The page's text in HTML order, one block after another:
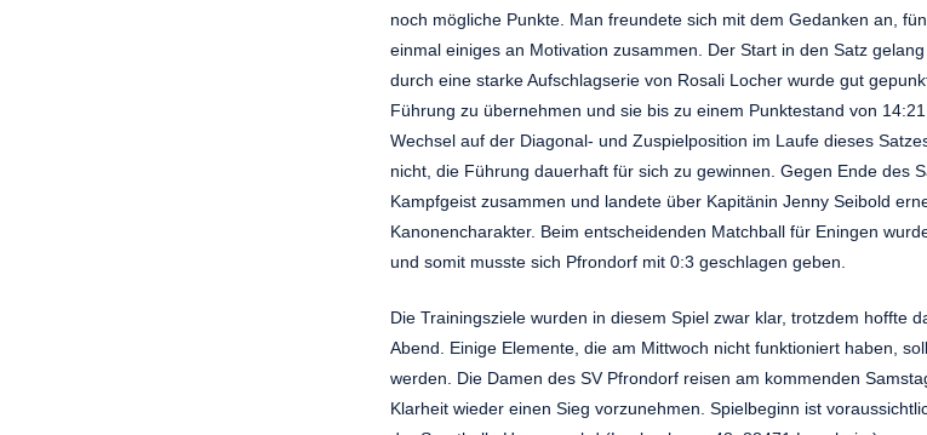
noch mögliche Punkte. Man freundete sich mit dem Gedanken an,
einmal einiges an Motivation zusammen. Der Start in den Satz
durch eine starke Aufschlagserie von Rosali Locher wurde gut
Führung zu übernehmen und sie bis zu einem Punktestand von
Wechsel auf der Diagonal- und Zuspielposition im Laufe dieses
nicht, die Führung dauerhaft für sich zu gewinnen. Gegen Ende des
Kampfgeist zusammen und landete über Kapitänin Jenny Seibold
Kanonencharakter. Beim entscheidenden Matchball für Eningen
und somit musste sich Pfrondorf mit 0:3 geschlagen geben.
Die Trainingsziele wurden in diesem Spiel zwar klar, trotzdem hoffte
Abend. Einige Elemente, die am Mittwoch nicht funktioniert haben,
werden. Die Damen des SV Pfrondorf reisen am kommenden
Klarheit wieder einen Sieg vorzunehmen. Spielbeginn ist